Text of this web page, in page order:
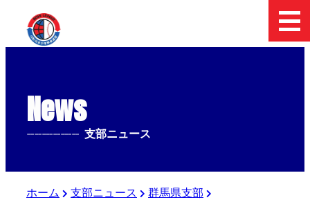
News
-------------- 支部ニュース
ホーム 支部ニュース
群馬県支部